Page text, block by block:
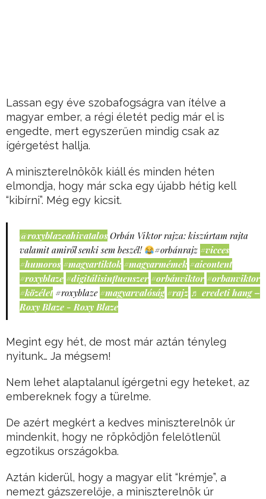
Lassan egy éve szobafogságra van ítélve a
magyar ember, a régi életét pedig már el is
engedte, mert egyszerűen mindig csak az
ígérgetést hallja.
A miniszterelnökök kiáll és minden héten
elmondja, hogy már scka egy újabb hétig kell
“kibírni”. Még egy kicsit.
@roxyblazeahivatalos Orbán Viktor rajza: kiszúrtam rajta
valamit amiről senki sem beszél!
#orbánrajz #vicces
#humoros #magyartiktok #magyarmémek #aicontent
#roxyblaze #digitálisinfluenszer #orbánviktor #orbanviktor
#közélet #roxyblaze #magyarvalóság #rajz ♬ eredeti hang –
Roxy Blaze - Roxy Blaze
Megint egy hét, de most már aztán tényleg
nyitunk… Ja mégsem!
Nem lehet alaptalanul ígérgetni egy heteket, az
embereknek fogy a türelme.
De azért megkért a kedves miniszterelnök úr
mindenkit, hogy ne röpködjön felelőtlenül
egzotikus országokba.
Aztán kiderül, hogy a magyar elit “krémje”, a
nemezt gázszerelője, a miniszterelnök úr